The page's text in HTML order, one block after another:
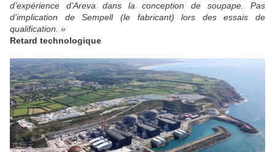
d’expérience d’Areva dans la conception de soupape. Pas
d’implication de Sempell (le fabricant) lors des essais de
qualification. »
Retard technologique